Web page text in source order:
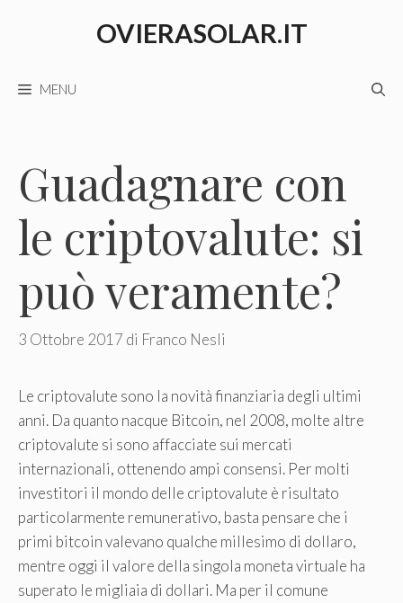
OVIERASOLAR.IT
MENU
Guadagnare con
le criptovalute: si
può veramente?
3 Ottobre 2017 di Franco Nesli
Le criptovalute sono la novità finanziaria degli ultimi
anni. Da quanto nacque Bitcoin, nel 2008, molte altre
criptovalute si sono affacciate sui mercati
internazionali, ottenendo ampi consensi. Per molti
investitori il mondo delle criptovalute è risultato
particolarmente remunerativo, basta pensare che i
primi bitcoin valevano qualche millesimo di dollaro,
mentre oggi il valore della singola moneta virtuale ha
superato le migliaia di dollari. Ma per il comune